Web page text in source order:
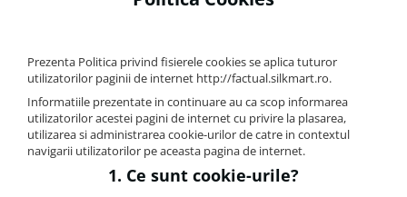
Echipamente arbitri
Echipamente sportive dama
Tricouri fotbal
Veste departajare
Mingi
Aparatori fotbal
Genti si Rucsacuri
Agende
Prezenta Politica privind fisierele cookies se aplica tuturor
utilizatorilor paginii de internet http://factual.silkmart.ro.
Informatiile prezentate in continuare au ca scop informarea
utilizatorilor acestei pagini de internet cu privire la plasarea,
utilizarea si administrarea cookie-urilor de catre in contextul
navigarii utilizatorilor pe aceasta pagina de internet.
1. Ce sunt cookie-urile?